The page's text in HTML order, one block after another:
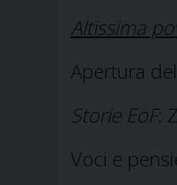
Altissima
Apertura
Storie EoF:
Voci e